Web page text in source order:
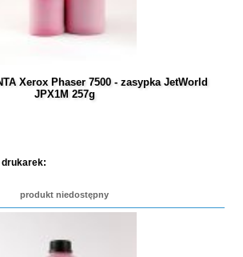
Xerox Phaser 7500 - zasypka JetWorld
JPX1M 257g
drukarek:
produkt niedostępny